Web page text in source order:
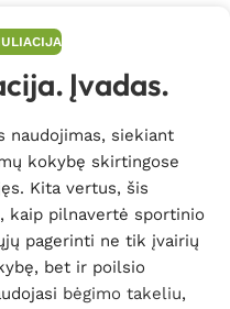
Įvadas.
naudojimas, siekiant
kokybę skirtingose
Kita vertus, šis
kaip pilnavertė sportinio
pagerinti ne tik įvairių
bet ir poilsio
bėgimo takeliu,